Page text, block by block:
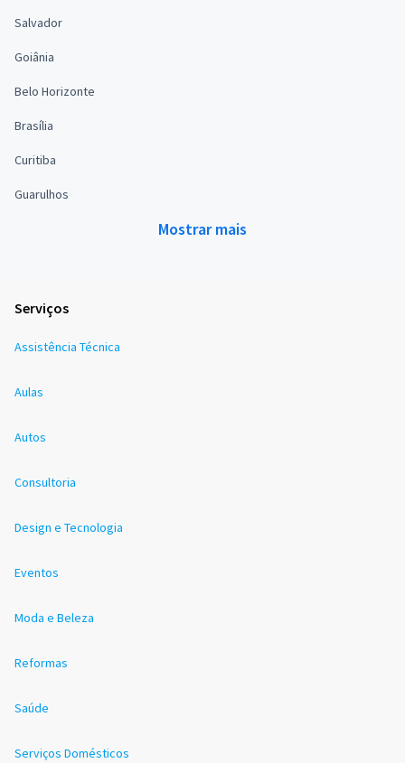
Salvador
Goiânia
Belo Horizonte
Brasília
Curitiba
Guarulhos
Mostrar mais
Serviços
Assistência Técnica
Aulas
Autos
Consultoria
Design e Tecnologia
Eventos
Moda e Beleza
Reformas
Saúde
Serviços Domésticos